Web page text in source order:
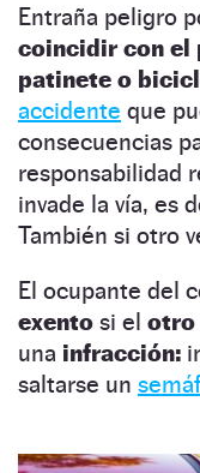
Entraña peligro
coincidir con el
patinete o
accidente que
consecuencias
responsabilidad
invade la vía, es
También si otro
El ocupante del
exento si el otro
una infracción:
saltarse un